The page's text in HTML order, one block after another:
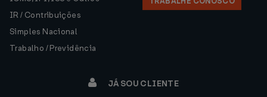
IR / Contribuições
Simples Nacional
Trabalho / Previdência
JÁ SOU CLIENTE